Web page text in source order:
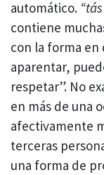
automático.
contiene
con la forma en
aparentar,
respetar”. No
en más de una
afectivamente
terceras
una forma de